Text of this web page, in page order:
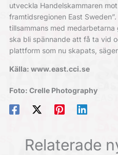
utveckla Handelskammaren
framtidsregionen East
tillsammans med
ska bli spännande att få ta vid
plattform som nu skapats,
Källa: www.east.cci.se
Foto: Crelle Photography
Relaterade